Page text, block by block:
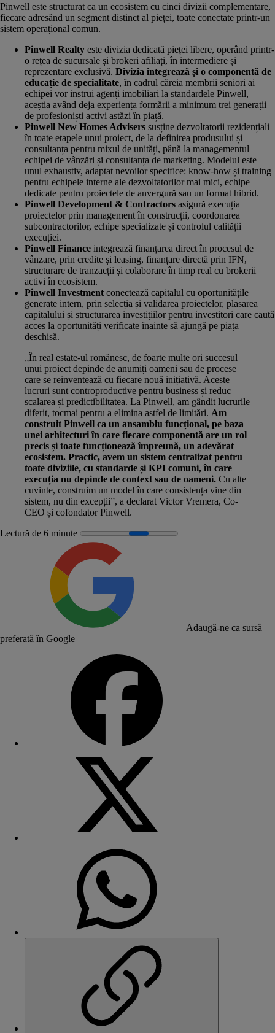
Pinwell este structurat ca un ecosistem cu cinci divizii complementare,
fiecare adresând un segment distinct al pieței, toate conectate printr-un
sistem operațional comun.
Pinwell Realty este divizia dedicată pieței libere, operând printr-
o rețea de sucursale și brokeri afiliați, în intermediere și
reprezentare exclusivă. Divizia integrează și o componentă de
educație de specialitate, în cadrul căreia membrii seniori ai
echipei vor instrui agenți imobiliari la standardele Pinwell,
aceștia având deja experiența formării a minimum trei generații
de profesioniști activi astăzi în piață.
Pinwell New Homes Advisers susține dezvoltatorii rezidențiali
în toate etapele unui proiect, de la definirea produsului și
consultanța pentru mixul de unități, până la managementul
echipei de vânzări și consultanța de marketing. Modelul este
unul exhaustiv, adaptat nevoilor specifice: know-how și training
pentru echipele interne ale dezvoltatorilor mai mici, echipe
dedicate pentru proiectele de anvergură sau un format hibrid.
Pinwell Development & Contractors asigură execuția
proiectelor prin management în construcții, coordonarea
subcontractorilor, echipe specializate și controlul calității
execuției.
Pinwell Finance integrează finanțarea direct în procesul de
vânzare, prin credite și leasing, finanțare directă prin IFN,
structurare de tranzacții și colaborare în timp real cu brokerii
activi în ecosistem.
Pinwell Investment conectează capitalul cu oportunitățile
generate intern, prin selecția și validarea proiectelor, plasarea
capitalului și structurarea investițiilor pentru investitori care caută
acces la oportunități verificate înainte să ajungă pe piața
deschisă.
„În real estate-ul românesc, de foarte multe ori succesul
unui proiect depinde de anumiți oameni sau de procese
care se reinventează cu fiecare nouă inițiativă. Aceste
lucruri sunt controproductive pentru business și reduc
scalarea și predictibilitatea. La Pinwell, am gândit lucrurile
diferit, tocmai pentru a elimina astfel de limitări. Am
construit Pinwell ca un ansamblu funcțional, pe baza
unei arhitecturi în care fiecare componentă are un rol
precis și toate funcționează împreună, un adevărat
ecosistem. Practic, avem un sistem centralizat pentru
toate diviziile, cu standarde și KPI comuni, în care
execuția nu depinde de context sau de oameni. Cu alte
cuvinte, construim un model în care consistența vine din
sistem, nu din excepții”, a declarat Victor Vremera, Co-
CEO și cofondator Pinwell.
Lectură de 6 minute
Adaugă-ne ca sursă
preferată în Google